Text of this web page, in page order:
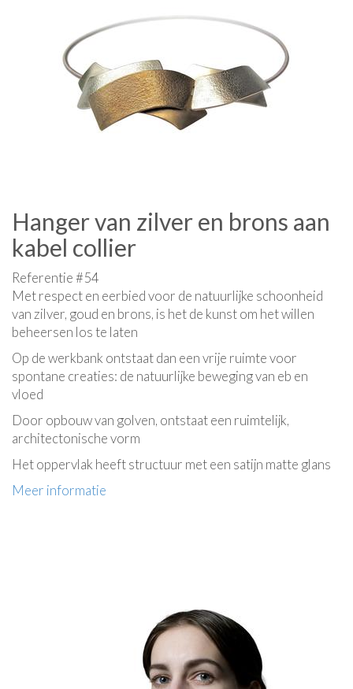
Hanger van zilver en brons aan
kabel collier
Referentie #54
Met respect en eerbied voor de natuurlijke schoonheid
van zilver, goud en brons, is het de kunst om het willen
beheersen los te laten
Op de werkbank ontstaat dan een vrije ruimte voor
spontane creaties: de natuurlijke beweging van eb en
vloed
Door opbouw van golven, ontstaat een ruimtelijk,
architectonische vorm
Het oppervlak heeft structuur met een satijn matte glans
Meer informatie